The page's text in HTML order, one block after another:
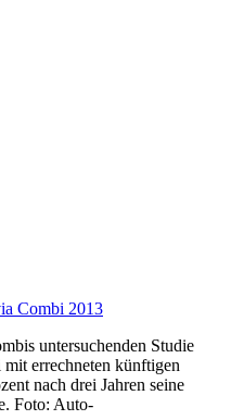
untersuchenden Studie
errechneten künftigen
nach drei Jahren seine
Foto: Auto-